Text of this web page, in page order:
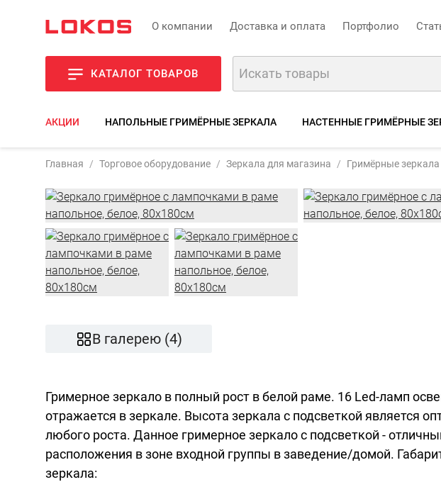
О компании Доставка и оплата Портфолио
КАТАЛОГ ТОВАРОВ
АКЦИИ НАПОЛЬНЫЕ ГРИМЁРНЫЕ ЗЕРКАЛА НАСТЕННЫЕ ГРИМЁРНЫЕ
Главная Торговое оборудование Зеркала для магазина Гримёрные зеркала
В галерею (4)
Гримерное зеркало в полный рост в белой раме. 16 Led-ламп
отражается в зеркале. Высота зеркала с подсветкой является
любого роста. Данное гримерное зеркало с подсветкой -
расположения в зоне входной группы в заведение/домой.
зеркала: